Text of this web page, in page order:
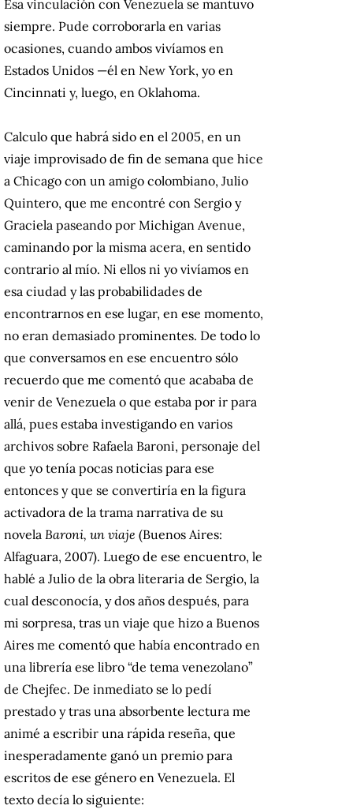
Esa vinculación con Venezuela se mantuvo
siempre. Pude corroborarla en varias
ocasiones, cuando ambos vivíamos en
Estados Unidos —él en New York, yo en
Cincinnati y, luego, en Oklahoma.
Calculo que habrá sido en el 2005, en un
viaje improvisado de fin de semana que hice
a Chicago con un amigo colombiano, Julio
Quintero, que me encontré con Sergio y
Graciela paseando por Michigan Avenue,
caminando por la misma acera, en sentido
contrario al mío. Ni ellos ni yo vivíamos en
esa ciudad y las probabilidades de
encontrarnos en ese lugar, en ese momento,
no eran demasiado prominentes. De todo lo
que conversamos en ese encuentro sólo
recuerdo que me comentó que acababa de
venir de Venezuela o que estaba por ir para
allá, pues estaba investigando en varios
archivos sobre Rafaela Baroni, personaje del
que yo tenía pocas noticias para ese
entonces y que se convertiría en la figura
activadora de la trama narrativa de su
novela Baroni, un viaje (Buenos Aires:
Alfaguara, 2007). Luego de ese encuentro, le
hablé a Julio de la obra literaria de Sergio, la
cual desconocía, y dos años después, para
mi sorpresa, tras un viaje que hizo a Buenos
Aires me comentó que había encontrado en
una librería ese libro “de tema venezolano”
de Chejfec. De inmediato se lo pedí
prestado y tras una absorbente lectura me
animé a escribir una rápida reseña, que
inesperadamente ganó un premio para
escritos de ese género en Venezuela. El
texto decía lo siguiente: